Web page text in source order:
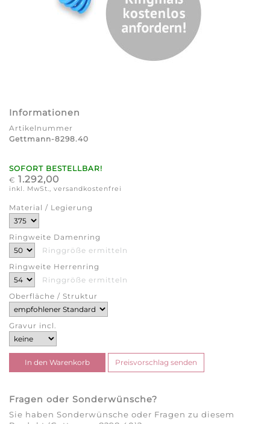
Informationen
Artikelnummer
Gettmann-8298.40
SOFORT BESTELLBAR!
€ 1.292,00
inkl. MwSt., versandkostenfrei
Material / Legierung
Ringweite Damenring
Ringgröße ermitteln
Ringweite Herrenring
Ringgröße ermitteln
Oberfläche / Struktur
Gravur incl.
Fragen oder Sonderwünsche?
Sie haben Sonderwünsche oder Fragen zu diesem